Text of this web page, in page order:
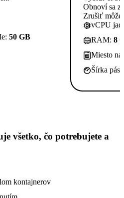
50 GB
Obnoví sa
Zrušiť
vCPU
RAM: 8
Miesto
Šírka
všetko, čo potrebujete a
kontajnerov